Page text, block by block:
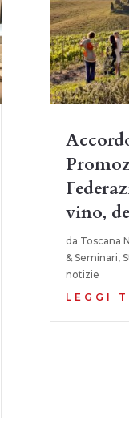
vino,
da Toscana
& Seminari,
notizie
LEGGI